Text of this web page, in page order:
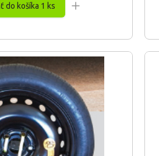
do košíka 1 ks